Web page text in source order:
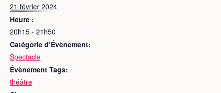
21 février 2024
Heure :
20h15 - 21h50
Catégorie d’Évènement:
Spectacle
Évènement Tags:
théâtre